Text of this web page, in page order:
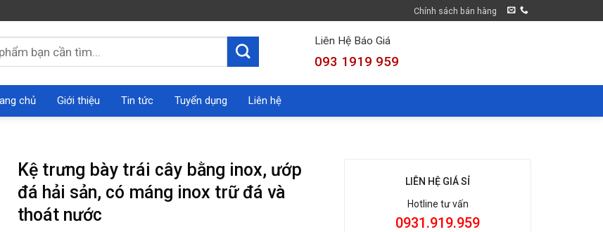
Chính sách bán hàng
Liên Hệ Báo Giá
093 1919 959
chủ Giới thiệu Tin tức Tuyển dụng Liên hệ
Kệ trưng bày trái cây bằng inox, ướp
đá hải sản, có máng inox trữ đá và
thoát nước
LIÊN HỆ GIÁ SỈ
Hotline tư vấn
0931.919.959